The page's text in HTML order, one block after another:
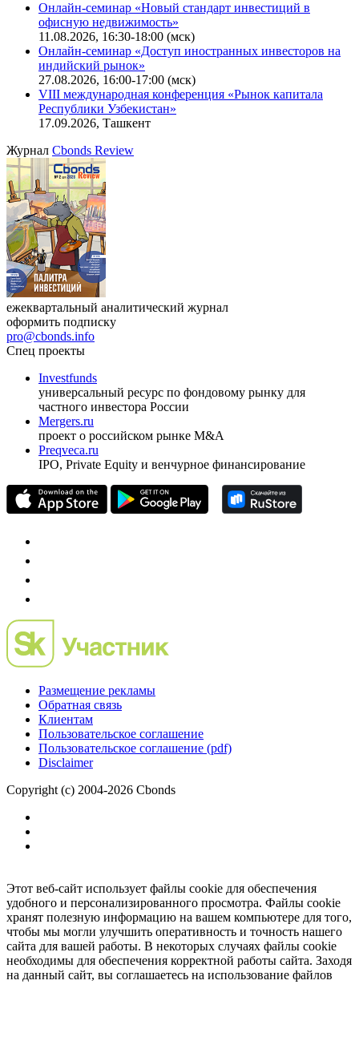
Онлайн-семинар «Новый стандарт инвестиций в
офисную недвижимость»
11.08.2026, 16:30-18:00 (мск)
Онлайн-семинар «Доступ иностранных инвесторов на
индийский рынок»
27.08.2026, 16:00-17:00 (мск)
VIII международная конференция «Рынок капитала
Республики Узбекистан»
17.09.2026, Ташкент
Журнал Cbonds Review
ежеквартальный аналитический журнал
оформить подписку
pro@cbonds.info
Спец проекты
Investfunds
универсальный ресурс по фондовому рынку для
частного инвестора России
Mergers.ru
проект о российском рынке M&A
Preqveca.ru
IPO, Private Equity и венчурное финансирование
Размещение рекламы
Обратная связь
Клиентам
Пользовательское соглашение
Пользовательское соглашение (pdf)
Disclaimer
Copyright (c) 2004-2026 Cbonds
Этот веб-сайт использует файлы cookie для обеспечения
удобного и персонализированного просмотра. Файлы cookie
хранят полезную информацию на вашем компьютере для того,
чтобы мы могли улучшить оперативность и точность нашего
сайта для вашей работы. В некоторых случаях файлы cookie
необходимы для обеспечения корректной работы сайта. Заходя
на данный сайт, вы соглашаетесь на использование файлов